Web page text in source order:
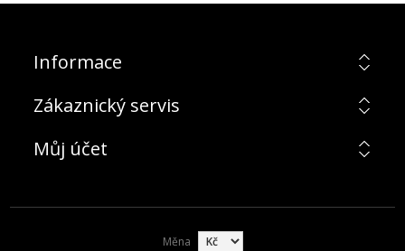
Informace
Zákaznický servis
Můj účet
Měna